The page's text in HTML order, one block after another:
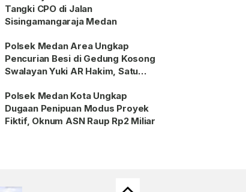
Tangki CPO di Jalan
Sisingamangaraja Medan
Polsek Medan Area Ungkap
Pencurian Besi di Gedung Kosong
Swalayan Yuki AR Hakim, Satu
Polsek Medan Kota Ungkap
Dugaan Penipuan Modus Proyek
Fiktif, Oknum ASN Raup Rp2 Miliar